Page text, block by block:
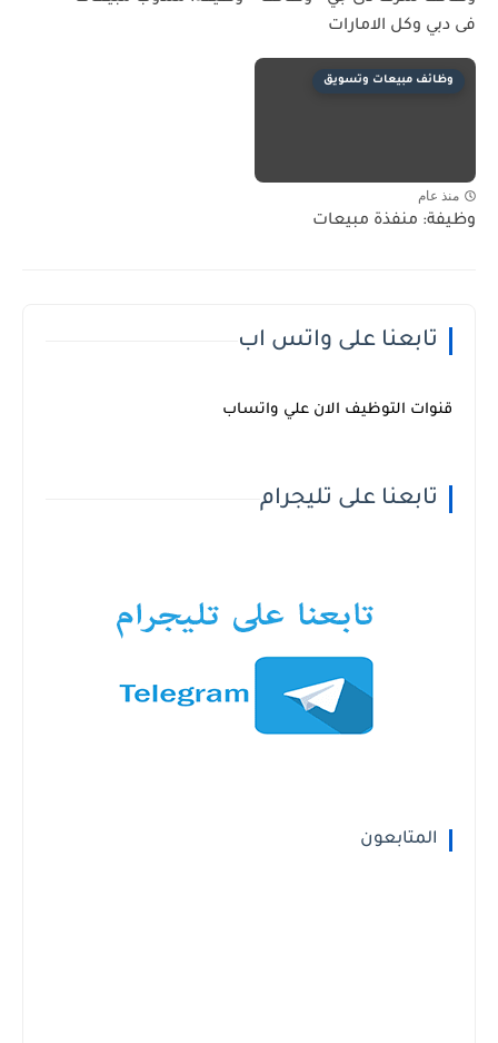
فى دبي وكل الامارات
وظائف مبيعات وتسويق
منذ عام
وظيفة: منفذة مبيعات
تابعنا على واتس اب
قنوات التوظيف الان علي واتساب
تابعنا على تليجرام
المتابعون